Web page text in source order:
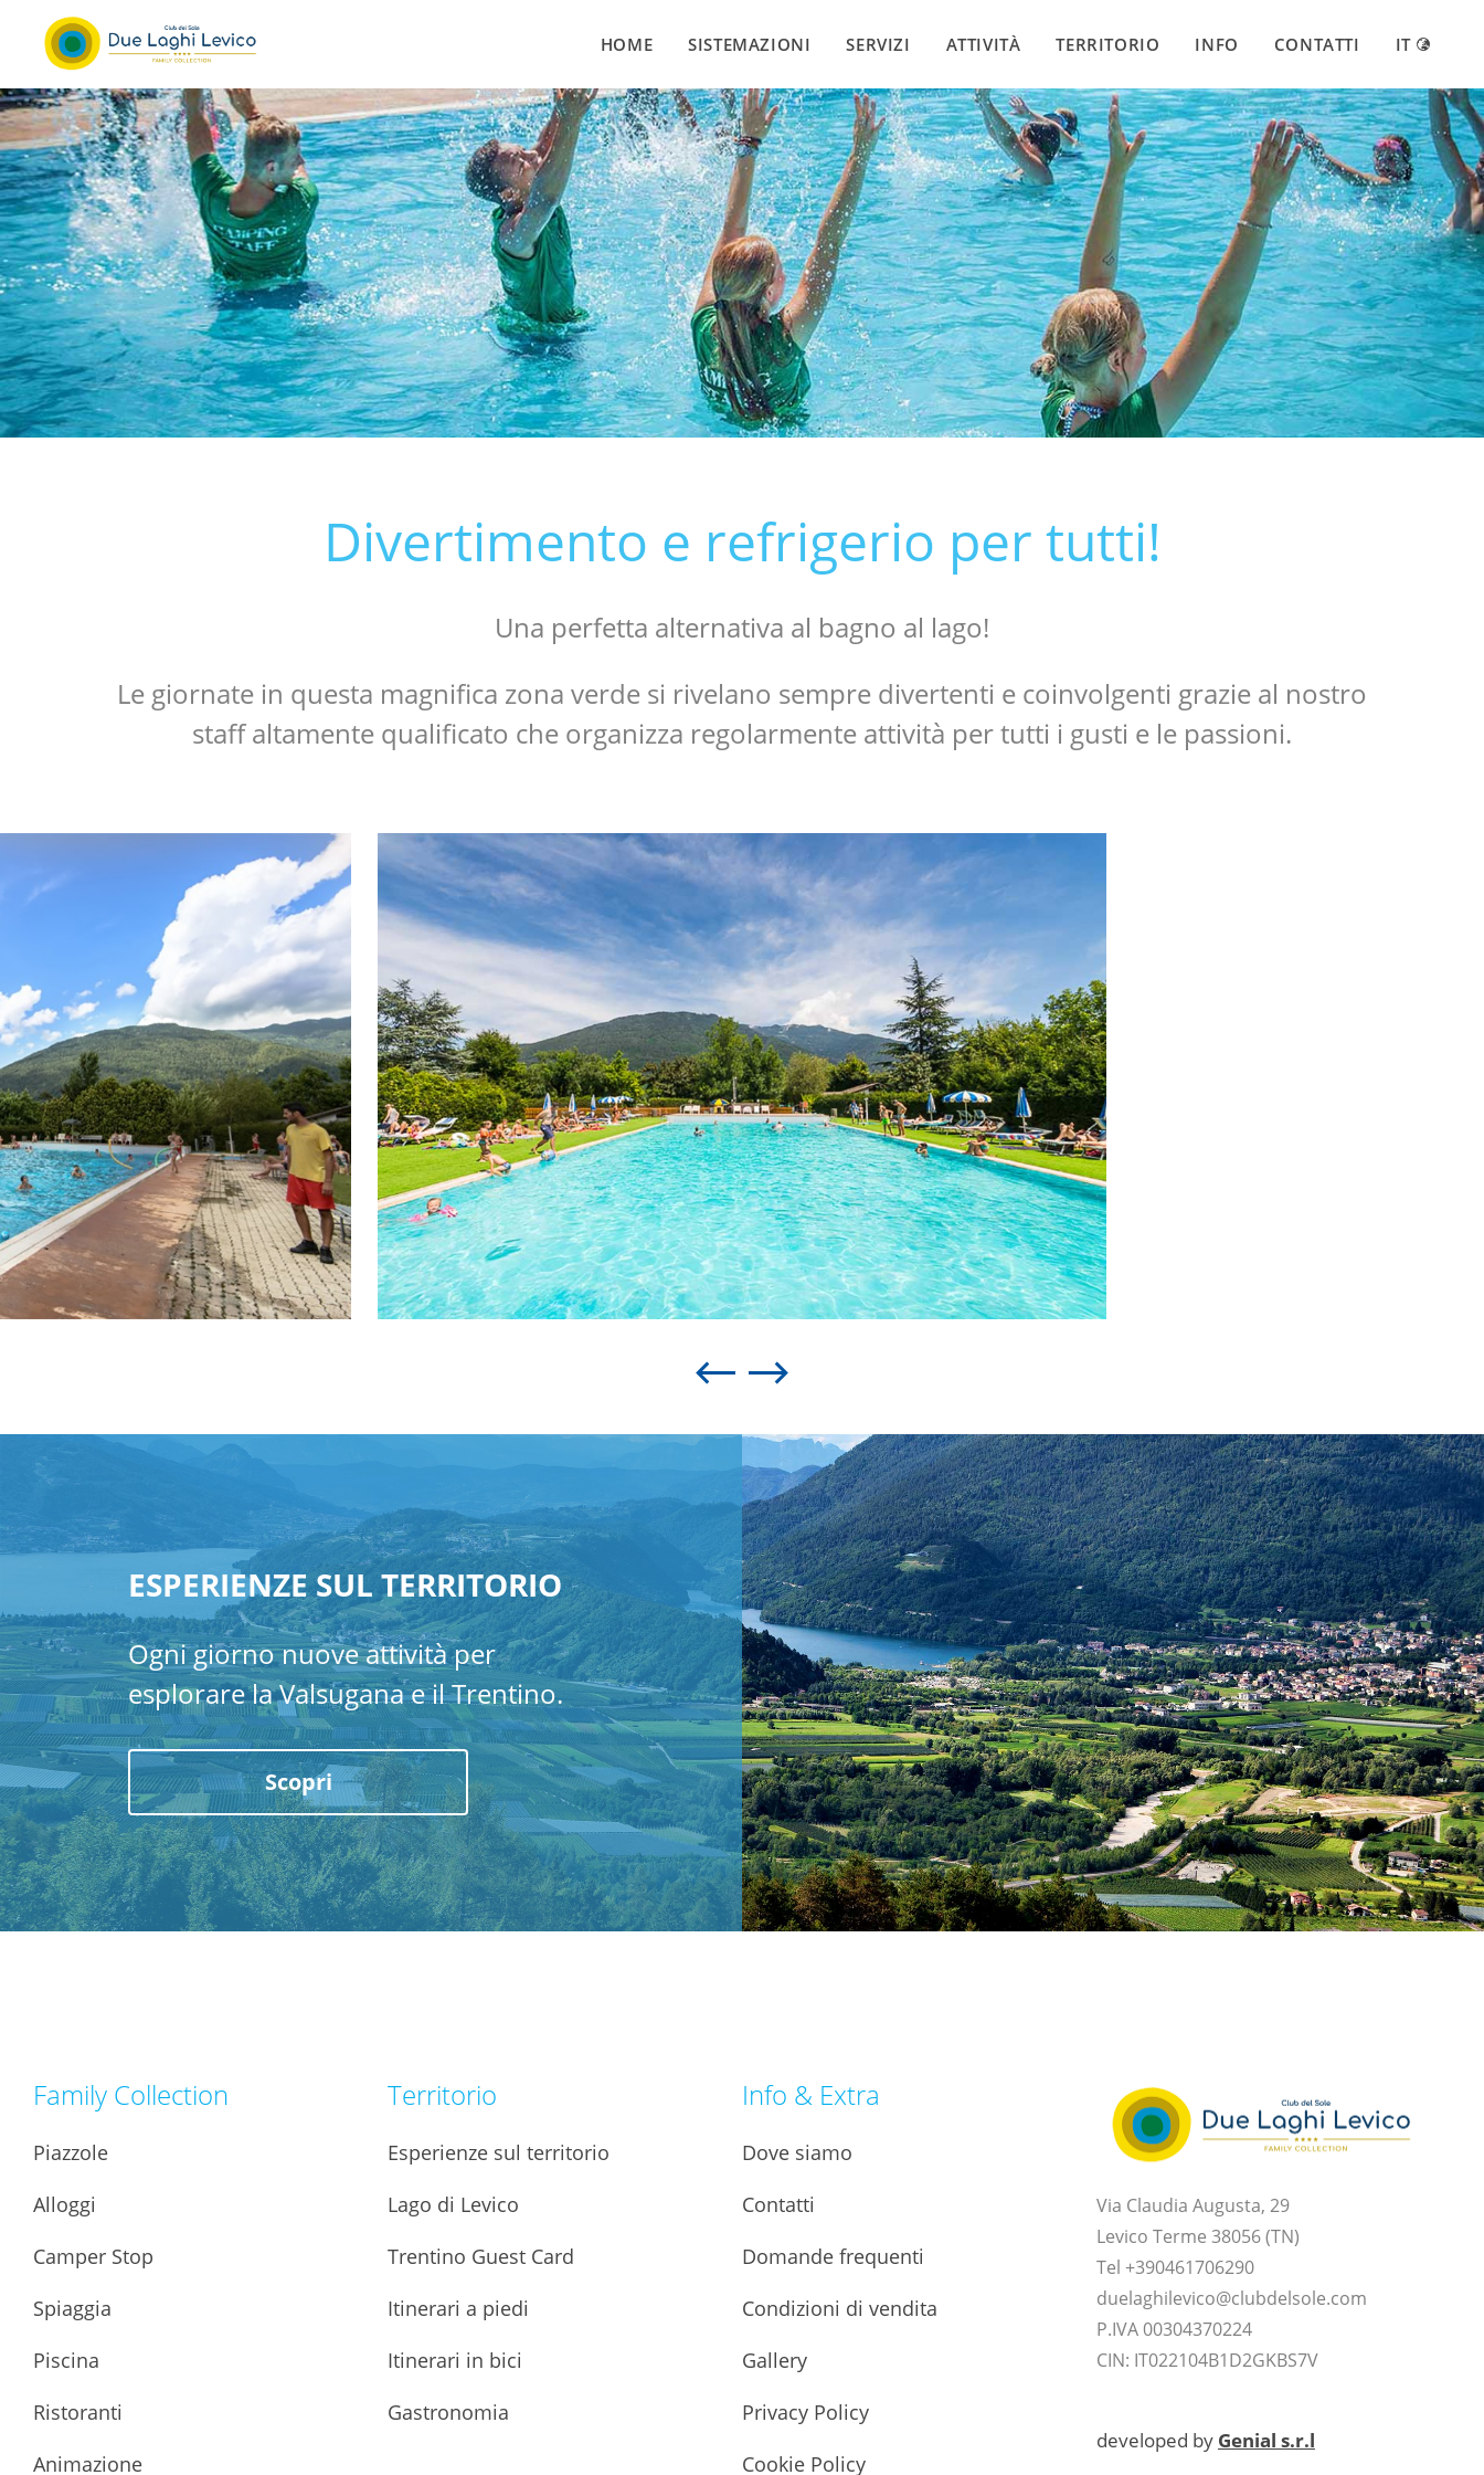
HOME SISTEMAZIONI SERVIZI ATTIVITÀ TERRITORIO INFO CONTATTI IT
Divertimento e refrigerio per tutti!
Una perfetta alternativa al bagno al lago!
Le giornate in questa magnifica zona verde si rivelano sempre divertenti e coinvolgenti grazie al nostro
staff altamente qualificato che organizza regolarmente attività per tutti i gusti e le passioni.
ESPERIENZE SUL TERRITORIO
Ogni giorno nuove attività per
esplorare la Valsugana e il Trentino.​
Scopri
Family Collection
Piazzole
Alloggi
Camper Stop
Spiaggia
Piscina
Ristoranti
Animazione
Territorio
Esperienze sul territorio
Lago di Levico
Trentino Guest Card
Itinerari a piedi
Itinerari in bici
Gastronomia
Info & Extra
Dove siamo
Contatti
Domande frequenti
Condizioni di vendita
Gallery
Privacy Policy
Cookie Policy
Via Claudia Augusta, 29
Levico Terme 38056 (TN)
Tel +390461706290
duelaghilevico@clubdelsole.com
P.IVA 00304370224
CIN: IT022104B1D2GKBS7V
developed by Genial s.r.l